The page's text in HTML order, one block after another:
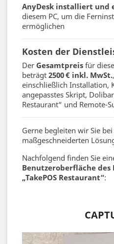
AnyDesk installiert und
diesem PC, um die
ermöglichen
Kosten der
Der Gesamtpreis für
beträgt 2500 € inkl. MwSt.,
einschließlich Installation,
angepasstes Skript,
Restaurant“ und Remote-
Gerne begleiten wir Sie
maßgeschneiderten
Nachfolgend finden Sie
Benutzeroberfläche
„TakePOS Restaurant“: